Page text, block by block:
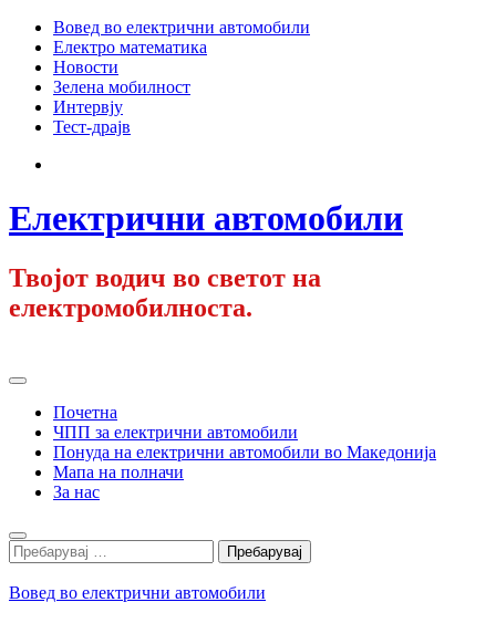
Skip
content
Вовед во електрични автомобили
Електро математика
Новости
Зелена мобилност
Интервју
Тест-драјв
Електрични автомобили
Твојот водич во светот на
електромобилноста.
Primary
Почетна
ЧПП за електрични автомобили
Понуда на електрични автомобили во Македонија
Мапа на полначи
За нас
Search
Пребарувај
за:
Вовед во електрични автомобили